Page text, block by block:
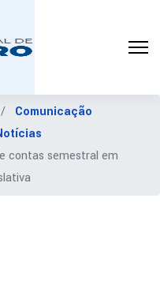
Comunicação
contas semestral em